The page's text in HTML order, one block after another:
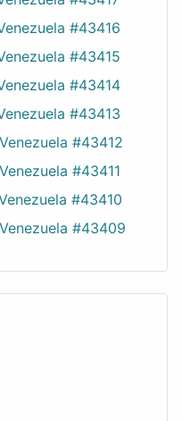
#43416
#43415
#43414
#43413
#43412
#43411
#43410
#43409